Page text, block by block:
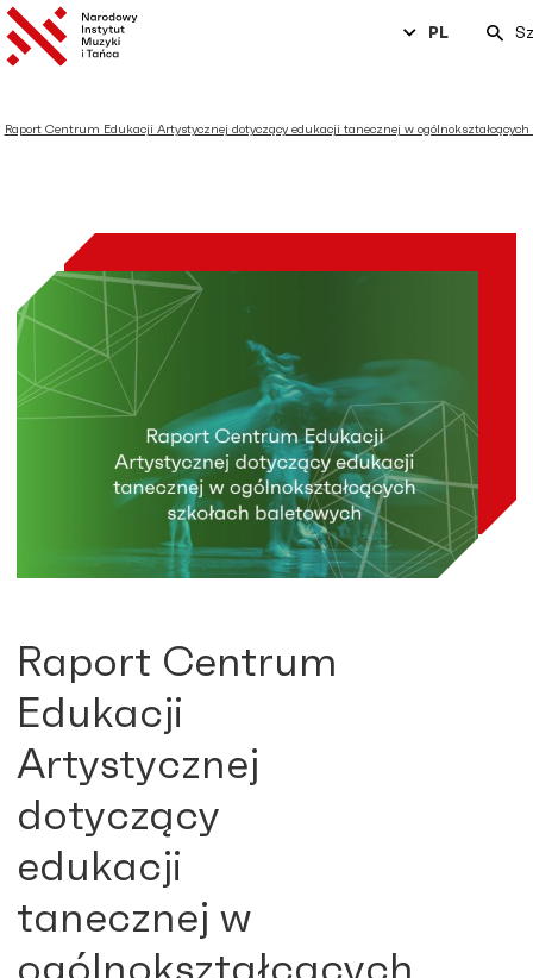
PL
Raport Centrum Edukacji Artystycznej dotyczący edukacji tanecznej w ogólnokształcących
Raport Centrum
Edukacji
Artystycznej
dotyczący
edukacji
tanecznej w